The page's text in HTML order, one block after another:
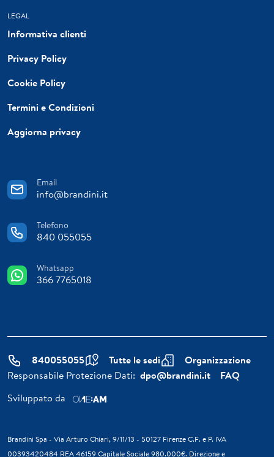
LEGAL
Informativa clienti
Privacy Policy
Cookie Policy
Termini e Condizioni
Aggiorna privacy
Email
info@brandini.it
Telefono
840 055055
Whatsapp
366 7765018
840055055 Tutte le sedi
Organizzazione
Responsabile Protezione Dati: dpo@brandini.it
FAQ
Sviluppato da
Brandini Spa - Via Arturo Chiari, 9/11/13 - 50127 Firenze C.F. e P. IVA
00393420484 REA 46159 Capitale Sociale 980.000€. Direzione e